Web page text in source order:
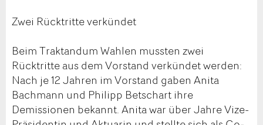
Zwei Rücktritte verkündet
Beim Traktandum Wahlen mussten zwei
Rücktritte aus dem Vorstand verkündet werden:
Nach je 12 Jahren im Vorstand gaben Anita
Bachmann und Philipp Betschart ihre
Demissionen bekannt. Anita war über Jahre Vize-